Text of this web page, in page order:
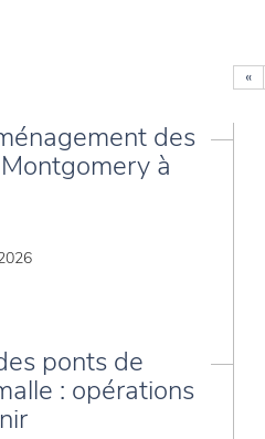
«
des
à
ponts de
: opérations